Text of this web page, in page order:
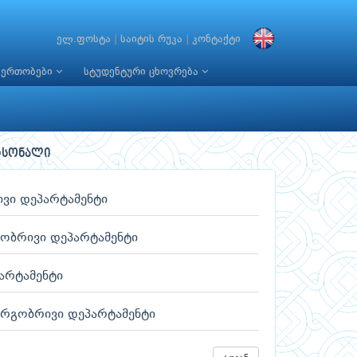
ელ.ფოსტა საიტის რუკა კონტაქტი
სტუდენტური ცხოვრება
დეპარტამენტი
დეპარტამენტი
დეპარტამენტი